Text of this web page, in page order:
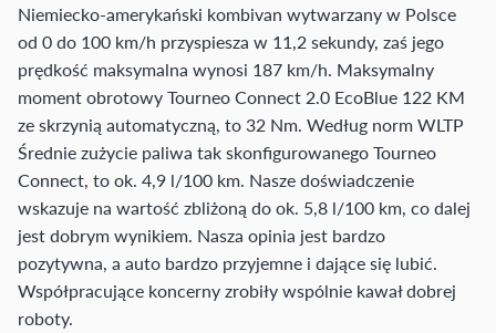
Niemiecko-amerykański kombivan wytwarzany w Polsce
od 0 do 100 km/h przyspiesza w 11,2 sekundy, zaś jego
prędkość maksymalna wynosi 187 km/h. Maksymalny
moment obrotowy Tourneo Connect 2.0 EcoBlue 122 KM
ze skrzynią automatyczną, to 32 Nm. Według norm WLTP
Średnie zużycie paliwa tak skonfigurowanego Tourneo
Connect, to ok. 4,9 l/100 km. Nasze doświadczenie
wskazuje na wartość zbliżoną do ok. 5,8 l/100 km, co dalej
jest dobrym wynikiem. Nasza opinia jest bardzo
pozytywna, a auto bardzo przyjemne i dające się lubić.
Współpracujące koncerny zrobiły wspólnie kawał dobrej
roboty.